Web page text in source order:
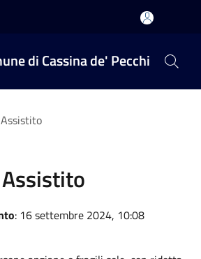
di Cassina de' Pecchi
: 16 settembre 2024, 10:08